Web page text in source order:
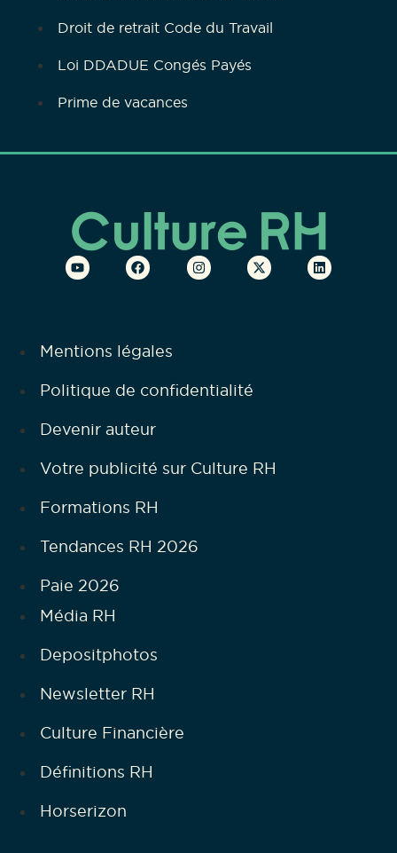
Droit de retrait Code du Travail
Loi DDADUE Congés Payés
Prime de vacances
Mentions légales
Politique de confidentialité
Devenir auteur
Votre publicité sur Culture RH
Formations RH
Tendances RH 2026
Paie 2026
Média RH
Depositphotos
Newsletter RH
Culture Financière
Définitions RH
Horserizon